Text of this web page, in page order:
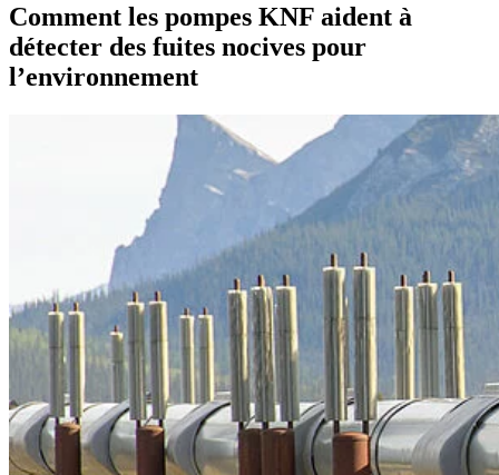
Comment les pompes KNF aident à
détecter des fuites nocives pour
l’environnement